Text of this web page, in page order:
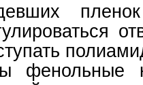
фенольные